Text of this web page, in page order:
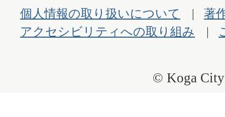
個人情報の取り扱いについて
著
アクセシビリティへの取り組み
© Koga City